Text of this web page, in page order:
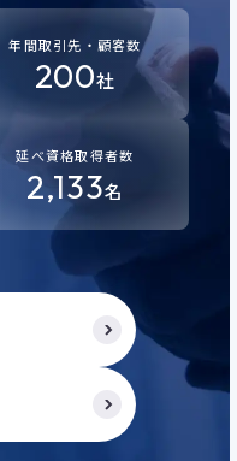
年間取引先・顧客数
200社
延べ資格取得者数
2,133名